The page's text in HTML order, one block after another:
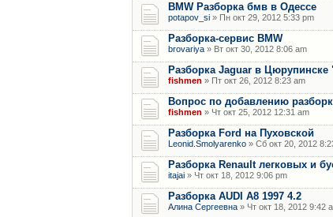
BMW Разборка бмв в Одессе
potapov_si » Пн окт 29, 2012 5:33 pm
Разборка-сервис BMW
brovariya » Вт окт 30, 2012 8:06 am
Разборка Jaguar в Цюрупинске
fishmen » Пт окт 26, 2012 8:23 am
Вопрос по добавлению
fishmen » Чт окт 25, 2012 12:31 am
Разборка Ford на Пуховской
Leonid.Smolyarenko » Сб окт 20, 2012
Разборка Renault легковых и
itajai » Чт окт 18, 2012 9:06 pm
Разборка AUDI A8 1997 4.2
Алина Сергеевна » Чт окт 18, 2012 9:42